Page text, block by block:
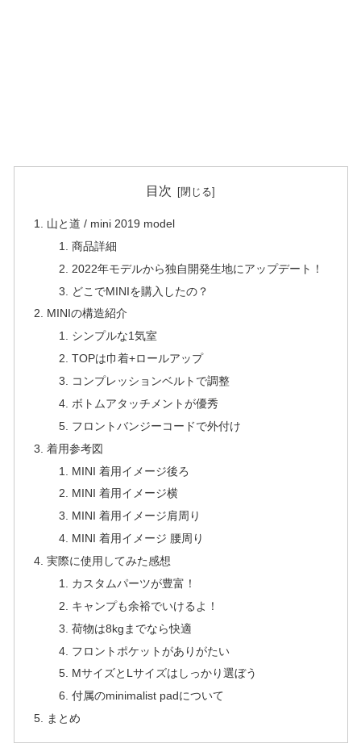
目次
山と道 / mini 2019 model
商品詳細
2022年モデルから独自開発生地にアップデート！
どこでMINIを購入したの？
MINIの構造紹介
シンプルな1気室
TOPは巾着+ロールアップ
コンプレッションベルトで調整
ボトムアタッチメントが優秀
フロントバンジーコードで外付け
着用参考図
MINI 着用イメージ後ろ
MINI 着用イメージ横
MINI 着用イメージ肩周り
MINI 着用イメージ 腰周り
実際に使用してみた感想
カスタムパーツが豊富！
キャンプも余裕でいけるよ！
荷物は8kgまでなら快適
フロントポケットがありがたい
MサイズとLサイズはしっかり選ぼう
付属のminimalist padについて
まとめ